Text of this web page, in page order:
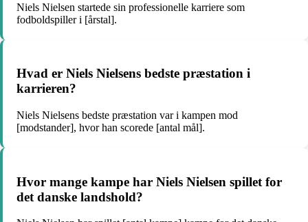
Niels Nielsen startede sin professionelle karriere som
fodboldspiller i [årstal].
Hvad er Niels Nielsens bedste præstation i
karrieren?
Niels Nielsens bedste præstation var i kampen mod
[modstander], hvor han scorede [antal mål].
Hvor mange kampe har Niels Nielsen spillet for
det danske landshold?